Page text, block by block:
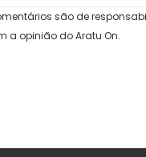
são de
a opinião do Aratu On.